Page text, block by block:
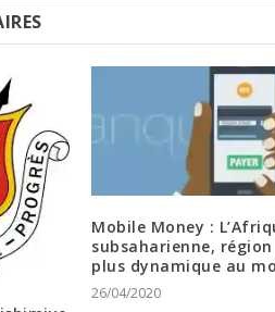
Mobile Money :
subsaharienne,
plus dynamique au
26/04/2020